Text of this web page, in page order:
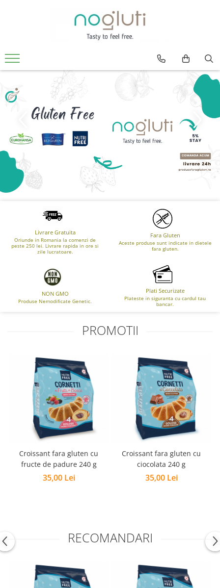
Biscuiti fara gluten
Cereale fara gluten
Faina fara gluten
Paine fara gluten
Snacks fara gluten
Livrare Gratuita
Oriunde in Romania la comenzi de
peste 250 lei. Livrare rapida in ore si
zile lucratoare.
Fara Gluten
Aceste produse sunt indicate in dietele
fara gluten.
NON GMO
Produse Nemodificate Genetic.
Plati Securizate
Plateste in siguranta cu cardul tau
bancar.
PROMOTII
Croissant fara gluten cu
fructe de padure 240 g
35,00 Lei
Croissant fara gluten cu
ciocolata 240 g
35,00 Lei
RECOMANDARI